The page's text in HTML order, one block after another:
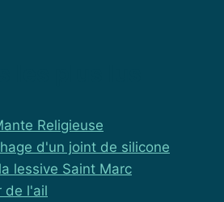
Religieuse
d'un joint de silicone
lessive Saint Marc
de l'ail